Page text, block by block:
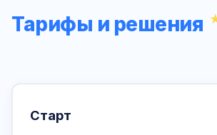
Тарифы и решения
Старт